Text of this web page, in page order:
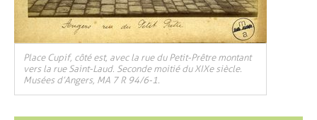
Place Cupif, côté est, avec la rue du Petit-Prêtre montant
vers la rue Saint-Laud. Seconde moitié du XIXe siècle.
Musées d’Angers, MA 7 R 94/6-1.